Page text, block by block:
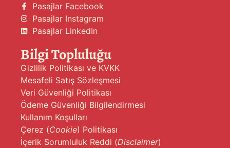
Pasajlar Facebook
Pasajlar Instagram
Pasajlar LinkedIn
Bilgi Topluluğu
Gizlilik Politikası ve KVKK
Mesafeli Satış Sözleşmesi
Veri Güvenliği Politikası
Ödeme Güvenliği Bilgilendirmesi
Kullanım Koşulları
Çerez (Cookie) Politikası
İçerik Sorumluluk Reddi (Disclaimer)